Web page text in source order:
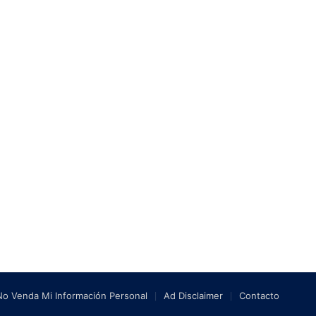
Venda Mi Información Personal Ad Disclaimer Contacto